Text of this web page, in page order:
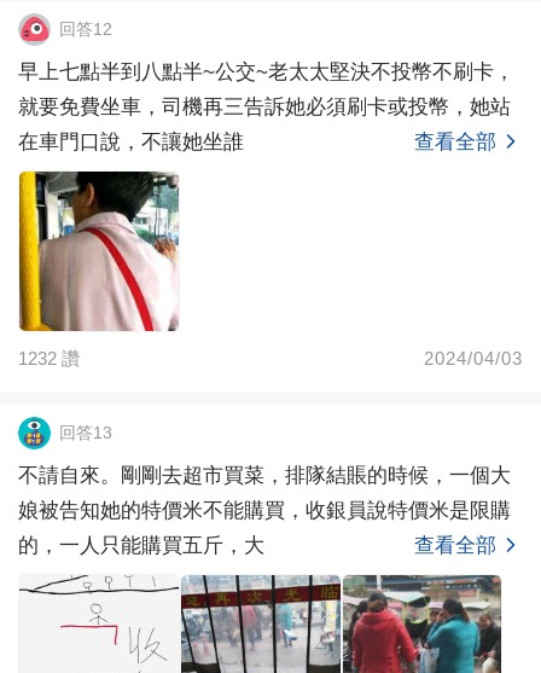
回答12
早上七點半到八點半~公交~老太太堅決不投幣不刷卡，
就要免費坐車，司機再三告訴她必須刷卡或投幣，她站
在車門口說，不讓她坐誰
查看全部
1232 讚 2024/04/03
回答13
不請自來。剛剛去超市買菜，排隊結賬的時候，一個大
娘被告知她的特價米不能購買，收銀員說特價米是限購
的，一人只能購買五斤，大
查看全部